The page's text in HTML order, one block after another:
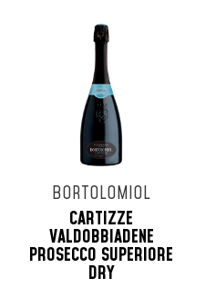
BORTOLOMIOL
CARTIZZE
VALDOBBIADENE
PROSECCO SUPERIORE
DRY